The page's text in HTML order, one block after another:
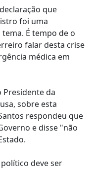
que
foi uma
É tempo de o
falar desta crise
médica em
Presidente da
sobre esta
respondeu que
e disse "não
deve ser